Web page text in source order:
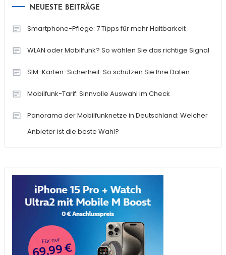
NEUESTE BEITRÄGE
Smartphone-Pflege: 7 Tipps für mehr Haltbarkeit
WLAN oder Mobilfunk? So wählen Sie das richtige Signal
SIM-Karten-Sicherheit: So schützen Sie Ihre Daten
Mobilfunk-Tarif: Sinnvolle Auswahl im Check
Panorama der Mobilfunknetze in Deutschland: Welcher
Anbieter ist die beste Wahl?